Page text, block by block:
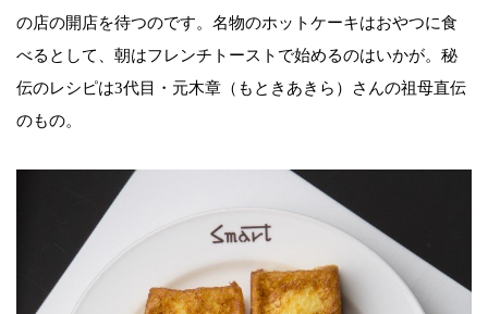
の店の開店を待つのです。名物のホットケーキはおやつに食
べるとして、朝はフレンチトーストで始めるのはいかが。秘
伝のレシピは3代目・元木章（もときあきら）さんの祖母直伝
のもの。